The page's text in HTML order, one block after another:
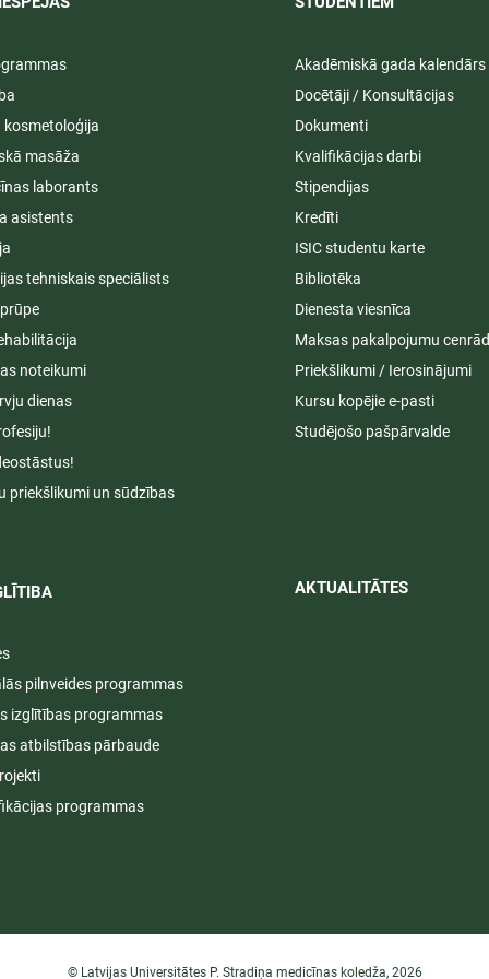
kosmetoloģija
masāža
laborants
asistents
tehniskais speciālists
noteikumi
dienas
priekšlikumi un sūdzības
pilnveides programmas
izglītības programmas
atbilstības pārbaude
programmas
Akadēmiskā gada kalendārs
Docētāji / Konsultācijas
Dokumenti
Kvalifikācijas darbi
Stipendijas
Kredīti
ISIC studentu karte
Bibliotēka
Dienesta viesnīca
Maksas pakalpojumu
Priekšlikumi / Ierosinājumi
Kursu kopējie e-pasti
Studējošo pašpārvalde
AKTUALITĀTES​​
© Latvijas Universitātes P. Stradiņa medicīnas koledža, 2026